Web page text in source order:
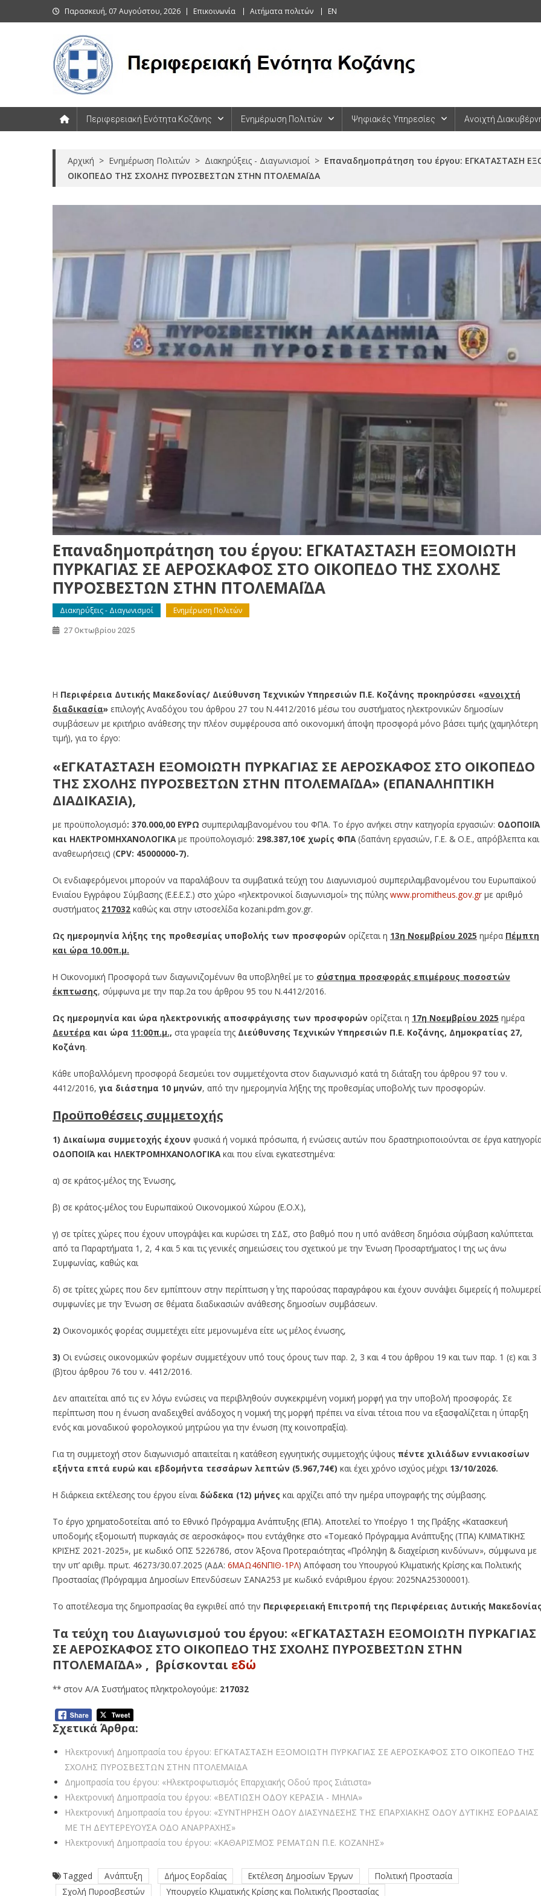
to
Παρασκευή, 07 Αυγούστου, 2026 Επικοινωνία Αιτήματα πολιτών EN
Περιφερειακή Ενότητα Κοζάνης Ενημέρωση Πολιτών Ψηφιακές Υπηρεσίες Ανοιχτή
Αρχική > Ενημέρωση Πολιτών > Διακηρύξεις - Διαγωνισμοί > Επαναδημοπράτηση του έργου: ΕΓΚΑΤΑΣΤΑΣΗ
ΟΙΚΟΠΕΔΟ ΤΗΣ ΣΧΟΛΗΣ ΠΥΡΟΣΒΕΣΤΩΝ ΣΤΗΝ ΠΤΟΛΕΜΑΪΔΑ
Επαναδημοπράτηση του έργου: ΕΓΚΑΤΑΣΤΑΣΗ ΕΞΟΜΟΙΩΤΗ
ΠΥΡΚΑΓΙΑΣ ΣΕ ΑΕΡΟΣΚΑΦΟΣ ΣΤΟ ΟΙΚΟΠΕΔΟ ΤΗΣ ΣΧΟΛΗΣ
ΠΥΡΟΣΒΕΣΤΩΝ ΣΤΗΝ ΠΤΟΛΕΜΑΪΔΑ
Διακηρύξεις - Διαγωνισμοί Ενημέρωση Πολιτών
27 Οκτωβρίου 2025
Η Περιφέρεια Δυτικής Μακεδονίας/ Διεύθυνση Τεχνικών Υπηρεσιών Π.Ε. Κοζάνης προκηρύσσει «ανοιχτή
διαδικασία» επιλογής Αναδόχου του άρθρου 27 του Ν.4412/2016 μέσω του συστήματος ηλεκτρονικών δημοσίων
συμβάσεων με κριτήριο ανάθεσης την πλέον συμφέρουσα από οικονομική άποψη προσφορά μόνο βάσει τιμής (χαμηλότερη
τιμή), για το έργο:
«ΕΓΚΑΤΑΣΤΑΣΗ ΕΞΟΜΟΙΩΤΗ ΠΥΡΚΑΓΙΑΣ ΣΕ ΑΕΡΟΣΚΑΦΟΣ ΣΤΟ ΟΙΚΟΠΕΔΟ
ΤΗΣ ΣΧΟΛΗΣ ΠΥΡΟΣΒΕΣΤΩΝ ΣΤΗΝ ΠΤΟΛΕΜΑΪΔΑ» (ΕΠΑΝΑΛΗΠΤΙΚΗ
ΔΙΑΔΙΚΑΣΙΑ),
με προϋπολογισμό: 370.000,00 ΕΥΡΩ συμπεριλαμβανομένου του ΦΠΑ. Το έργο ανήκει στην κατηγορία εργασιών: ΟΔΟΠΟΙΪΑ
και ΗΛΕΚΤΡΟΜΗΧΑΝΟΛΟΓΙΚΑμε προϋπολογισμό: 298.387,10€ χωρίς ΦΠΑ(δαπάνη εργασιών, Γ.Ε. & Ο.Ε., απρόβλεπτα και
αναθεωρήσεις) (CPV: 45000000-7).
Οι ενδιαφερόμενοι μπορούν να παραλάβουν τα συμβατικά τεύχη του Διαγωνισμού συμπεριλαμβανομένου του Ευρωπαϊκού
Ενιαίου Εγγράφου Σύμβασης (Ε.Ε.Ε.Σ.) στο χώρο «ηλεκτρονικοί διαγωνισμοί» της πύλης www.promitheus.gov.gr με αριθμό
συστήματος 217032 καθώς και στην ιστοσελίδα kozani.pdm.gov.gr.
Ως ημερομηνία λήξης της προθεσμίας υποβολής των προσφορών ορίζεται η 13η Νοεμβρίου 2025 ημέρα Πέμπτη
και ώρα 10.00π.μ.
Η Οικονομική Προσφορά των διαγωνιζομένων θα υποβληθεί με το σύστημα προσφοράς επιμέρους ποσοστών
έκπτωσης, σύμφωνα με την παρ.2α του άρθρου 95 του Ν.4412/2016.
Ως ημερομηνία και ώρα ηλεκτρονικής αποσφράγισης των προσφορών ορίζεται η 17η Νοεμβρίου 2025 ημέρα
Δευτέρα και ώρα 11:00π.μ., στα γραφεία της Διεύθυνσης Τεχνικών Υπηρεσιών Π.Ε. Κοζάνης, Δημοκρατίας 27,
Κοζάνη.
Κάθε υποβαλλόμενη προσφορά δεσμεύει τον συμμετέχοντα στον διαγωνισμό κατά τη διάταξη του άρθρου 97 του ν.
4412/2016, για διάστημα 10 μηνών, από την ημερομηνία λήξης της προθεσμίας υποβολής των προσφορών.
Προϋποθέσεις συμμετοχής
1) Δικαίωμα συμμετοχής έχουν φυσικά ή νομικά πρόσωπα, ή ενώσεις αυτών που δραστηριοποιούνται σε έργα
ΟΔΟΠΟΙΪΑ και ΗΛΕΚΤΡΟΜΗΧΑΝΟΛΟΓΙΚΑκαι που είναι εγκατεστημένα:
α) σε κράτος-μέλος της Ένωσης,
β) σε κράτος-μέλος του Ευρωπαϊκού Οικονομικού Χώρου (Ε.Ο.Χ.),
γ) σε τρίτες χώρες που έχουν υπογράψει και κυρώσει τη ΣΔΣ, στο βαθμό που η υπό ανάθεση δημόσια σύμβαση καλύπτεται
από τα Παραρτήματα 1, 2, 4 και 5 και τις γενικές σημειώσεις του σχετικού με την Ένωση Προσαρτήματος I της ως άνω
Συμφωνίας, καθώς και
δ) σε τρίτες χώρες που δεν εμπίπτουν στην περίπτωση γ΄ της παρούσας παραγράφου και έχουν συνάψει διμερείς ή
συμφωνίες με την Ένωση σε θέματα διαδικασιών ανάθεσης δημοσίων συμβάσεων.
2) Οικονομικός φορέας συμμετέχει είτε μεμονωμένα είτε ως μέλος ένωσης,
3) Οι ενώσεις οικονομικών φορέων συμμετέχουν υπό τους όρους των παρ. 2, 3 και 4 του άρθρου 19 και των παρ. 1 (ε) και 3
(β)του άρθρου 76 του ν. 4412/2016.
Δεν απαιτείται από τις εν λόγω ενώσεις να περιβληθούν συγκεκριμένη νομική μορφή για την υποβολή προσφοράς. Σε
περίπτωση που η ένωση αναδειχθεί ανάδοχος η νομική της μορφή πρέπει να είναι τέτοια που να εξασφαλίζεται η ύπαρξη
ενός και μοναδικού φορολογικού μητρώου για την ένωση (πχ κοινοπραξία).
Για τη συμμετοχή στον διαγωνισμό απαιτείται η κατάθεση εγγυητικής συμμετοχής ύψους πέντε χιλιάδων εννιακοσίων
εξήντα επτά ευρώ και εβδομήντα τεσσάρων λεπτών (5.967,74€) και έχει χρόνο ισχύος μέχρι 13/10/2026.
Η διάρκεια εκτέλεσης του έργου είναι δώδεκα (12) μήνες και αρχίζει από την ημέρα υπογραφής της σύμβασης.
Το έργο χρηματοδοτείται από το Εθνικό Πρόγραμμα Ανάπτυξης (ΕΠΑ). Αποτελεί το Υποέργο 1 της Πράξης «Κατασκευή
υποδομής εξομοιωτή πυρκαγιάς σε αεροσκάφος» που εντάχθηκε στο «Τομεακό Πρόγραμμα Ανάπτυξης (ΤΠΑ) ΚΛΙΜΑΤΙΚΗΣ
ΚΡΙΣΗΣ 2021-2025», με κωδικό ΟΠΣ 5226786, στον Άξονα Προτεραιότητας «Πρόληψη & διαχείριση κινδύνων», σύμφωνα με
την υπ’ αριθμ. πρωτ. 46273/30.07.2025 (ΑΔΑ: 6ΜΑΩ46ΝΠΙΘ-1ΡΛ) Απόφαση του Υπουργού Κλιματικής Κρίσης και Πολιτικής
Προστασίας (Πρόγραμμα Δημοσίων Επενδύσεων ΣΑΝΑ253 με κωδικό ενάριθμου έργου: 2025ΝΑ25300001).
Το αποτέλεσμα της δημοπρασίας θα εγκριθεί από την Περιφερειακή Επιτροπή της Περιφέρειας Δυτικής
Τα τεύχη του Διαγωνισμού του έργου: «ΕΓΚΑΤΑΣΤΑΣΗ ΕΞΟΜΟΙΩΤΗ ΠΥΡΚΑΓΙΑΣ
ΣΕ ΑΕΡΟΣΚΑΦΟΣ ΣΤΟ ΟΙΚΟΠΕΔΟ ΤΗΣ ΣΧΟΛΗΣ ΠΥΡΟΣΒΕΣΤΩΝ ΣΤΗΝ
ΠΤΟΛΕΜΑΪΔΑ» , βρίσκονται εδώ
** στον Α/Α Συστήματος πληκτρολογούμε: 217032
Σχετικά Άρθρα:
Ηλεκτρονική Δημοπρασία του έργου: ΕΓΚΑΤΑΣΤΑΣΗ ΕΞΟΜΟΙΩΤΗ ΠΥΡΚΑΓΙΑΣ ΣΕ ΑΕΡΟΣΚΑΦΟΣ ΣΤΟ ΟΙΚΟΠΕΔΟ ΤΗΣ
ΣΧΟΛΗΣ ΠΥΡΟΣΒΕΣΤΩΝ ΣΤΗΝ ΠΤΟΛΕΜΑΪΔΑ
Δημοπρασία του έργου: «Ηλεκτροφωτισμός Επαρχιακής Οδού προς Σιάτιστα»
Ηλεκτρονική Δημοπρασία του έργου: «ΒΕΛΤΙΩΣΗ ΟΔΟΥ ΚΕΡΑΣΙΑ - ΜΗΛΙΑ»
Ηλεκτρονική Δημοπρασία του έργου: «ΣΥΝΤΗΡΗΣΗ ΟΔΟΥ ΔΙΑΣΥΝΔΕΣΗΣ ΤΗΣ ΕΠΑΡΧΙΑΚΗΣ ΟΔΟΥ ΔΥΤΙΚΗΣ ΕΟΡΔΑΙΑΣ
ΜΕ ΤΗ ΔΕΥΤΕΡΕΥΟΥΣΑ ΟΔΟ ΑΝΑΡΡΑΧΗΣ»
Ηλεκτρονική Δημοπρασία του έργου: «ΚΑΘΑΡΙΣΜΟΣ ΡΕΜΑΤΩΝ Π.Ε. ΚΟΖΑΝΗΣ»
Tagged Ανάπτυξη Δήμος Εορδαίας Εκτέλεση Δημοσίων Έργων
Πολιτική Προστασία
Σχολή Πυροσβεστών
Υπουργείο Κλιματικής Κρίσης και Πολιτικής Προστασίας